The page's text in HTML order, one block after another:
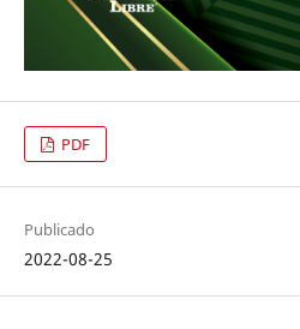
PDF
Publicado
2022-08-25